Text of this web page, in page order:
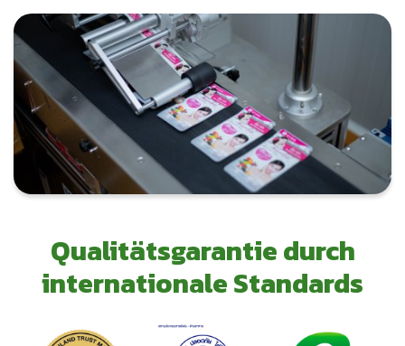
Qualitätsgarantie durch
internationale Standards